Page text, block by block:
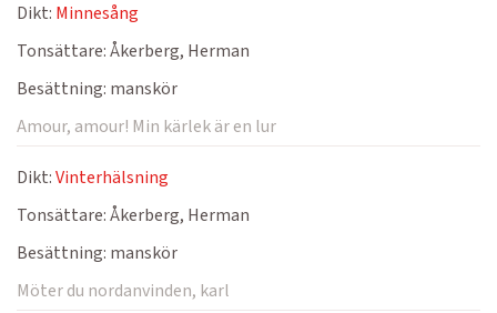
Dikt: Minnesång
Tonsättare:Åkerberg, Herman
Besättning: manskör
Amour, amour! Min kärlek är en lur
Dikt:Vinterhälsning
Tonsättare:Åkerberg, Herman
Besättning: manskör
Möter du nordanvinden, karl